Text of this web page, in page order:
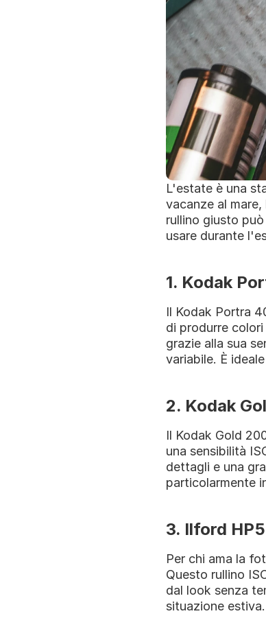
L'estate è una
vacanze al
rullino giusto
usare durante
1. Kodak
Il Kodak Portra
di produrre
grazie alla sua
variabile. È
2. Kodak
Il Kodak Gold
una sensibilità
dettagli e una
particolarmente
3. Ilford
Per chi ama la
Questo rullino
dal look senza
situazione estiva.